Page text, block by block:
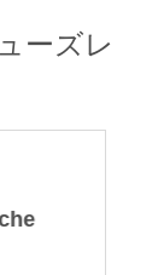
ーズレ